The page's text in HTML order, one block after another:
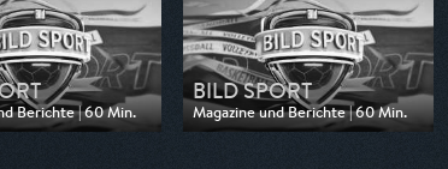
Berichte | 60 Min.
von WELT
BILD SPORT
Magazine und Berichte | 60 Min.
Ausgestrahlt von WELT